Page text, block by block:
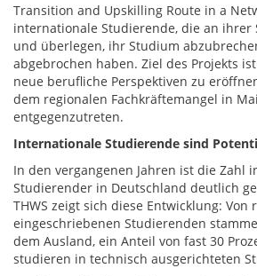
Transition and Upskilling Route in a
internationale Studierende, die an ihrer
und überlegen, ihr Studium
abgebrochen haben. Ziel des Projekts
neue berufliche Perspektiven zu
dem regionalen Fachkräftemangel in
entgegenzutreten.
Internationale Studierende sind
In den vergangenen Jahren ist die Zahl
Studierender in Deutschland deutlich
THWS zeigt sich diese Entwicklung: Von
eingeschriebenen Studierenden
dem Ausland, ein Anteil von fast 30
studieren in technisch ausgerichteten